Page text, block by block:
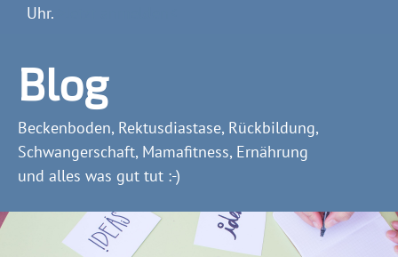
Uhr.
Blog
Beckenboden, Rektusdiastase, Rückbildung,
Schwangerschaft, Mamafitness, Ernährung
und alles was gut tut :-)